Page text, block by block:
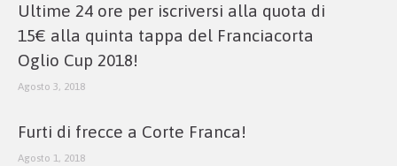
Ultime 24 ore per iscriversi alla quota di
15€ alla quinta tappa del Franciacorta
Oglio Cup 2018!
Agosto 3, 2018
Furti di frecce a Corte Franca!
Agosto 1, 2018